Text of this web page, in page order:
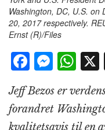
Washington, DC, U.S.
20, 2017 respectively.
Ernst (R)/Files
F
a
c
e
M
ss
e
W
h
at
s
Jeff Bezos er
forandret
kvalitetsavis til en